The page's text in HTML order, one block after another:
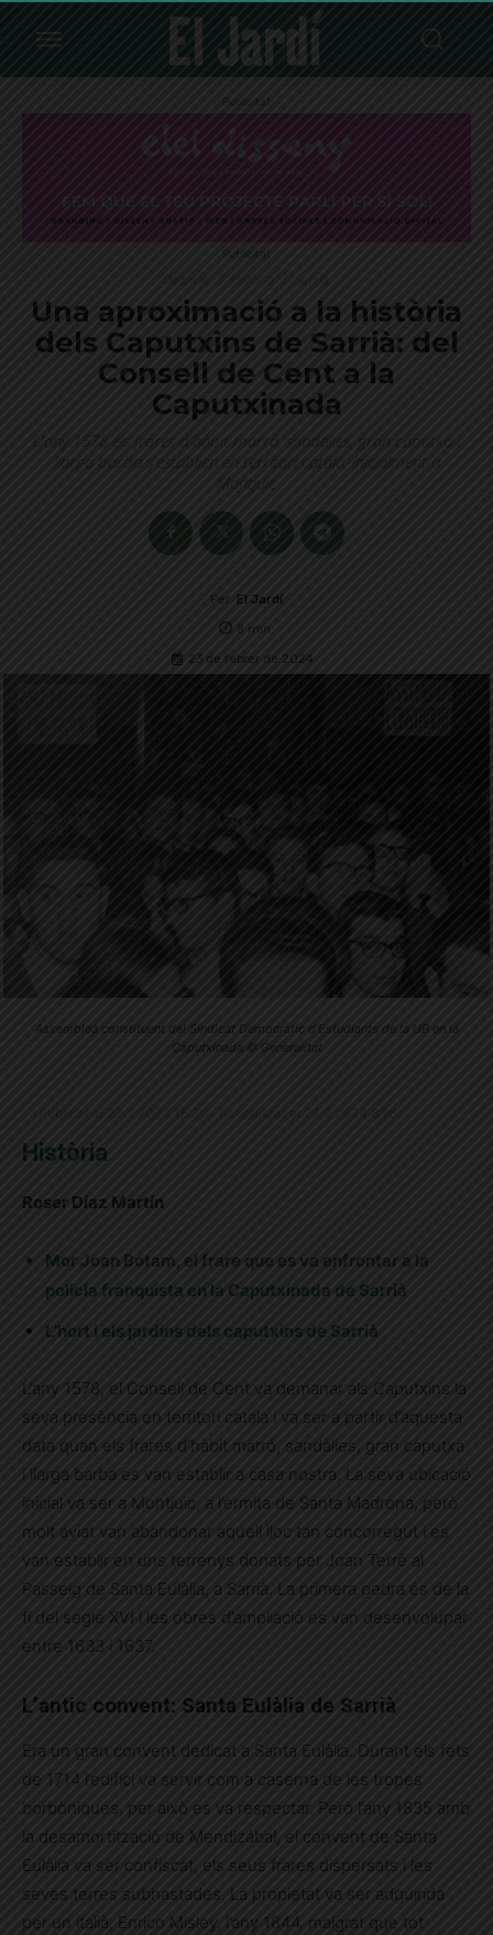
Publicitat
Publicitat
Una aproximació a la història
dels Caputxins de Sarrià: del
Consell de Cent a la
Caputxinada
L'any 1578 els frares d'hàbit marró, sandàlies, gran caputxa i
llarga barba s'establien en territori català, inicialment a
Montjuïc
Per El Jardí
8 min.
23 de febrer de 2024
Assemblea constituent del Sindicat Democràtic d’Estudiants de la UB en la
Caputxinada © Generalitat
Història
Roser Díaz Martín
Mor Joan Botam, el frare que es va enfrontar a la
policia franquista en la Caputxinada de Sarrià
L’hort i els jardins dels caputxins de Sarrià
L’any 1578, el Consell de Cent va demanar als Caputxins la
seva presència en territori català i va ser a partir d’aquesta
data quan els frares d’hàbit marró, sandàlies, gran caputxa
i llarga barba es van establir a casa nostra. La seva ubicació
inicial va ser a Montjuïc, a l’ermita de Santa Madrona, però
molt aviat van abandonar aquell lloc tan concorregut i es
van establir en uns terrenys donats per Joan Terrè al
Passeig de Santa Eulàlia, a Sarrià. La primera pedra és de la
fi del segle XVI i les obres d’ampliació es van desenvolupar
entre 1633 i 1637.
L’antic convent: Santa Eulàlia de Sarrià
Era un gran convent dedicat a Santa Eulàlia. Durant els fets
de 1714 l’edifici va servir com a caserna de les tropes
borbòniques, per això es va respectar. Però l’any 1835 amb
la desamortització de Mendizábal, el convent de Santa
Eulàlia va ser confiscat, els seus frares dispersats i les
seves terres subhastades. La propietat va ser adquirida
per un italià, Enrico Misley, l’any 1844, malgrat que tot